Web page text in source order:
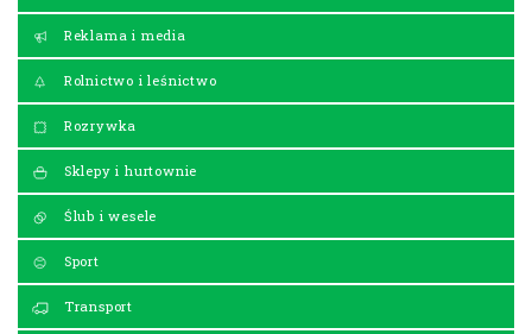
Reklama i media
Rolnictwo i leśnictwo
Rozrywka
Sklepy i hurtownie
Ślub i wesele
Sport
Transport